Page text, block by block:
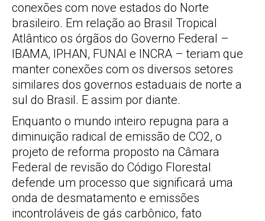
conexões com nove estados do Norte
brasileiro. Em relação ao Brasil Tropical
Atlântico os órgãos do Governo Federal –
IBAMA, IPHAN, FUNAI e INCRA – teriam que
manter conexões com os diversos setores
similares dos governos estaduais de norte a
sul do Brasil. E assim por diante.
Enquanto o mundo inteiro repugna para a
diminuição radical de emissão de CO2, o
projeto de reforma proposto na Câmara
Federal de revisão do Código Florestal
defende um processo que significará uma
onda de desmatamento e emissões
incontroláveis de gás carbônico, fato